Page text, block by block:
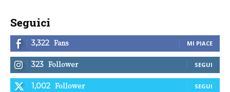
Seguici
3,322 Fans MI PIACE
323 Follower SEGUI
1,002 Follower SEGUI